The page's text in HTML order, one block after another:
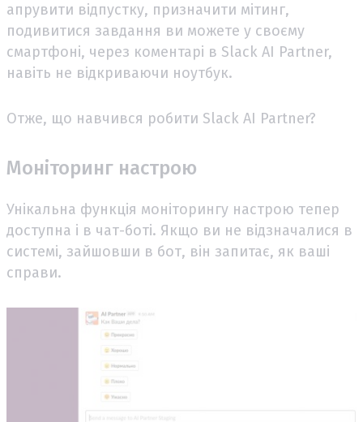
апрувити відпустку, призначити мітинг,
подивитися завдання ви можете у своєму
смартфоні, через коментарі в Slack AI Partner,
навіть не відкриваючи ноутбук.
Отже, що навчився робити Slack AI Partner?
Моніторинг настрою
Унікальна функція моніторингу настрою тепер
доступна і в чат-боті. Якщо ви не відзначалися в
системі, зайшовши в бот, він запитає, як ваші
справи.